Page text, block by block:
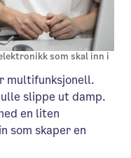
som skal inn i
multifunksjonell.
slippe ut damp.
en liten
som skaper en